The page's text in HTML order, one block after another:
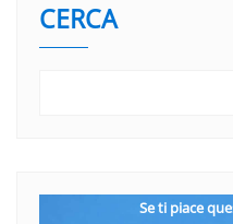
CERCA
Se ti piace